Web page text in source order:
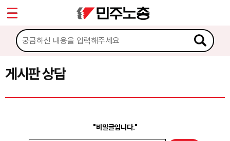
게시판 상담
"비밀글입니다."
마이페이지
소개
소식
노동상담
Sketchbook5, 스케치북5
Sketchbook5, 스케치북5